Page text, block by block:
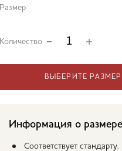
Размер
Количество
ВЫБЕРИТЕ РАЗМЕР
Информация о размере
Соответствует